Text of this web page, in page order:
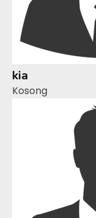
kia
Kosong